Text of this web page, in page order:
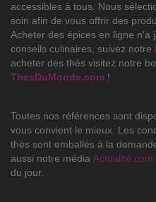
accessibles à tous. Nous
soin afin de vous offrir des
Acheter des épices en ligne n'a
conseils culinaires, suivez notre
acheter des thés visitez notre
ThesDuMonde.com !
Toutes nos références sont
vous convient le mieux. Les
thés sont emballés à la
aussi notre média Actualité.com
du jour.